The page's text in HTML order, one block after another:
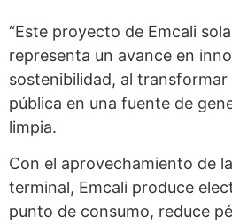
“Este proyecto de Emcali
representa un avance en
sostenibilidad, al
pública en una fuente de
limpia.
Con el aprovechamiento de
terminal, Emcali produce
punto de consumo, reduce